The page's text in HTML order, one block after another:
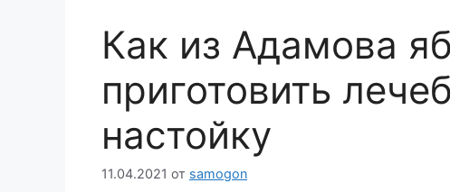
Как из Адамова
приготовить
настойку
11.04.2021 от samogon